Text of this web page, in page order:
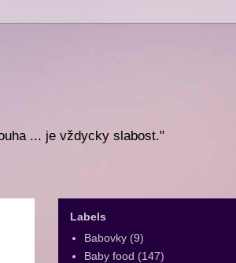
... je vždycky slabost."
Labels
Babovky (9)
Baby food (147)